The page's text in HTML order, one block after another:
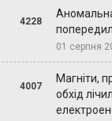
4228
01 серпня
4007
Магніти,
обхід